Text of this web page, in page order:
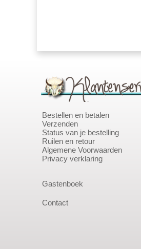
Bestellen en betalen
Verzenden
Status van je bestelling
Ruilen en retour
Algemene Voorwaarden
Privacy verklaring
Gastenboek
Contact